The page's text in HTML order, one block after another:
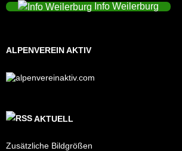
Info Weilerburg
ALPENVEREIN AKTIV
AKTUELL
Zusätzliche Bildgrößen